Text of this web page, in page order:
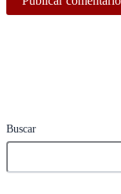
Buscar